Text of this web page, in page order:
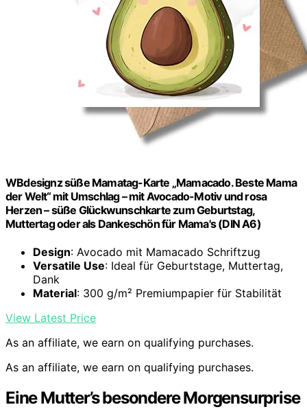
WBdesignz süße Mamatag-Karte „Mamacado. Beste Mama
der Welt“ mit Umschlag – mit Avocado-Motiv und rosa
Herzen – süße Glückwunschkarte zum Geburtstag,
Muttertag oder als Dankeschön für Mama's (DIN A6)
Design: Avocado mit Mamacado Schriftzug
Versatile Use: Ideal für Geburtstage, Muttertag,
Dank
Material: 300 g/m² Premiumpapier für Stabilität
View Latest Price
As an affiliate, we earn on qualifying purchases.
As an affiliate, we earn on qualifying purchases.
Eine Mutter’s besondere Morgensurprise